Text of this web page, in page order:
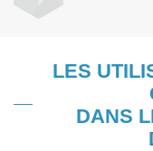
LES
DANS